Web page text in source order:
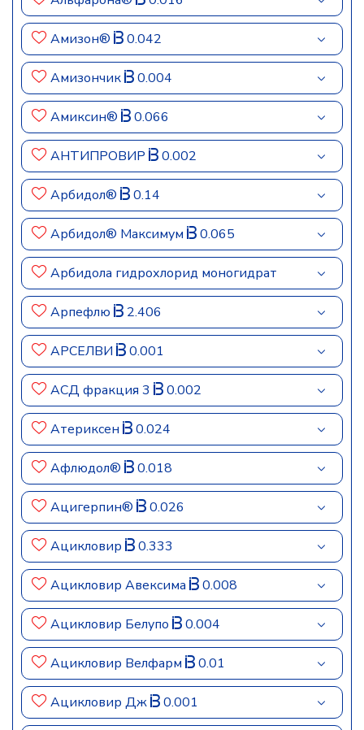
Амизон® 0.042
Амизончик 0.004
Амиксин® 0.066
АНТИПРОВИР 0.002
Арбидол® 0.14
Арбидол® Максимум 0.065
Арбидола гидрохлорид моногидрат
Арпефлю 2.406
АРСЕЛВИ 0.001
АСД фракция 3 0.002
Атериксен 0.024
Афлюдол® 0.018
Ацигерпин® 0.026
Ацикловир 0.333
Ацикловир Авексима 0.008
Ацикловир Белупо 0.004
Ацикловир Велфарм 0.01
Ацикловир Дж 0.001